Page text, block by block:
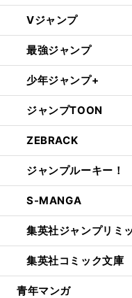
Vジャンプ
最強ジャンプ
少年ジャンプ+
ジャンプTOON
ZEBRACK
ジャンプルーキー！
S-MANGA
集英社ジャンプリミ
集英社コミック文庫
青年マンガ